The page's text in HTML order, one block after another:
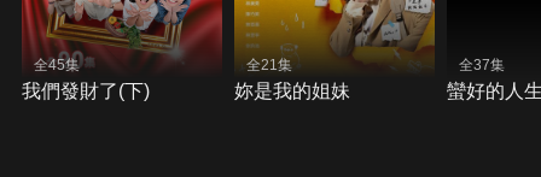
全45集
我們發財了(下)
全21集
妳是我的姐妹
全37集
蠻好的人